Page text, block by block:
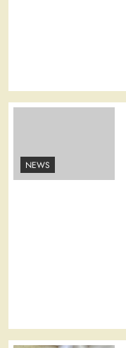
NEWS